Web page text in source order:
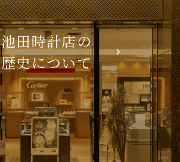
池田時計店の
歴史について